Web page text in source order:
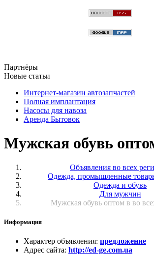
Партнёры
Новые статьи
Интернет-магазин автозапчастей
Полная имплантация
Насосы для навоза
Аренда Бытовок
Мужская обувь
Объявления во всех
Одежда, промышленные
Одежда и обувь
Для мужчин
Мужская обувь оптом в во
Информация
Характер объявления: предложение
Адрес сайта: http://ed-ge.com.ua